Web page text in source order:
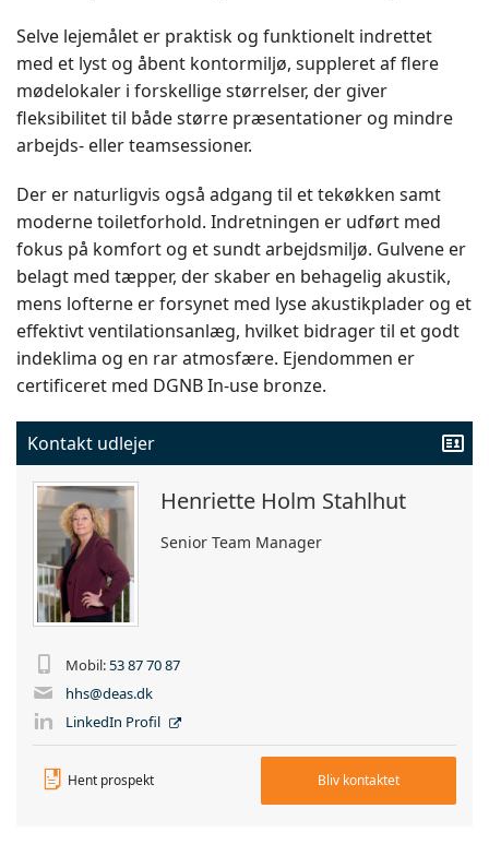
Selve lejemålet er praktisk og funktionelt indrettet
med et lyst og åbent kontormiljø, suppleret af flere
mødelokaler i forskellige størrelser, der giver
fleksibilitet til både større præsentationer og mindre
arbejds- eller teamsessioner.
Der er naturligvis også adgang til et tekøkken samt
moderne toiletforhold. Indretningen er udført med
fokus på komfort og et sundt arbejdsmiljø. Gulvene er
belagt med tæpper, der skaber en behagelig akustik,
mens lofterne er forsynet med lyse akustikplader og et
effektivt ventilationsanlæg, hvilket bidrager til et godt
indeklima og en rar atmosfære. Ejendommen er
certificeret med DGNB In-use bronze.
Kontakt udlejer
Henriette Holm Stahlhut
Senior Team Manager
Mobil:53 87 70 87
hhs@deas.dk
LinkedIn Profil
Hent prospekt Bliv kontaktet